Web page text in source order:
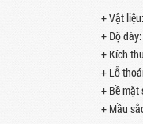
+ Vật
+ Độ dày:
+ Kích
+ Lỗ
+ Bề mặt
+ Mầu